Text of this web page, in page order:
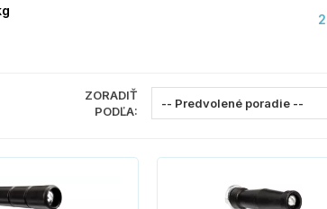
ZORADIŤ
PODĽA:
-- Predvolené poradie --